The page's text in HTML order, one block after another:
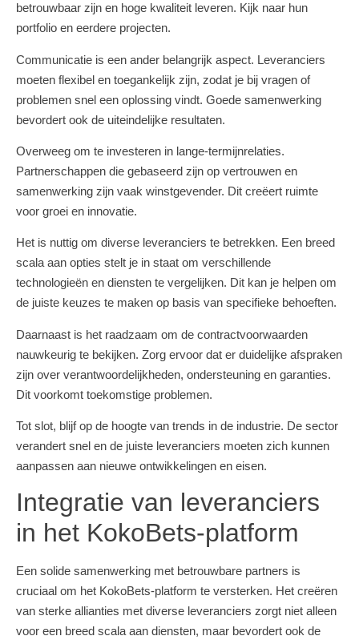
betrouwbaar zijn en hoge kwaliteit leveren. Kijk naar hun
portfolio en eerdere projecten.
Communicatie is een ander belangrijk aspect. Leveranciers
moeten flexibel en toegankelijk zijn, zodat je bij vragen of
problemen snel een oplossing vindt. Goede samenwerking
bevordert ook de uiteindelijke resultaten.
Overweeg om te investeren in lange-termijnrelaties.
Partnerschappen die gebaseerd zijn op vertrouwen en
samenwerking zijn vaak winstgevender. Dit creëert ruimte
voor groei en innovatie.
Het is nuttig om diverse leveranciers te betrekken. Een breed
scala aan opties stelt je in staat om verschillende
technologieën en diensten te vergelijken. Dit kan je helpen om
de juiste keuzes te maken op basis van specifieke behoeften.
Daarnaast is het raadzaam om de contractvoorwaarden
nauwkeurig te bekijken. Zorg ervoor dat er duidelijke afspraken
zijn over verantwoordelijkheden, ondersteuning en garanties.
Dit voorkomt toekomstige problemen.
Tot slot, blijf op de hoogte van trends in de industrie. De sector
verandert snel en de juiste leveranciers moeten zich kunnen
aanpassen aan nieuwe ontwikkelingen en eisen.
Integratie van leveranciers
in het KokoBets-platform
Een solide samenwerking met betrouwbare partners is
cruciaal om het KokoBets-platform te versterken. Het creëren
van sterke allianties met diverse leveranciers zorgt niet alleen
voor een breed scala aan diensten, maar bevordert ook de